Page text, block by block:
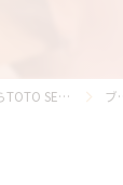
北海道江別市のエステならTOTO SERUM ブログ